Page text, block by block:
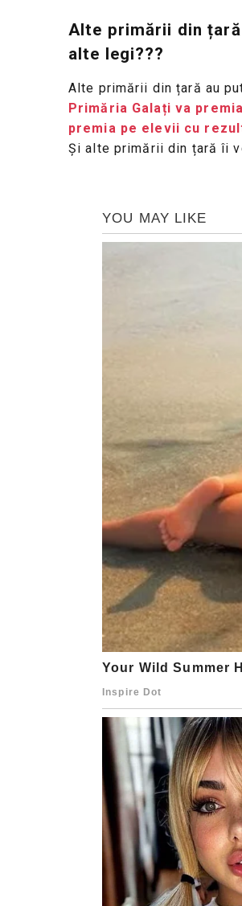
Alte primării din
alte legi???
Alte primării din țară au
Primăria Galați va premia
premia pe elevii cu
Și alte primării din țară îi